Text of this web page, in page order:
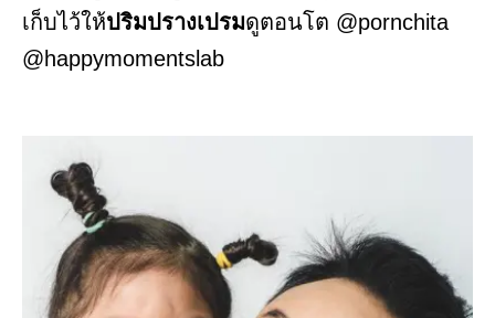
เก็บไว้ให้ปริมปรางเปรมดูตอนโต @pornchita
@happymomentslab